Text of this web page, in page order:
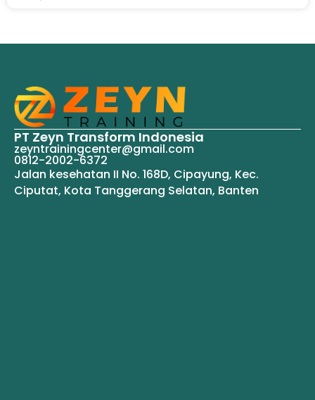
PT Zeyn Transform Indonesia
zeyntrainingcenter@gmail.com
0812-2002-6372
Jalan kesehatan II No. 168D, Cipayung, Kec.
Ciputat, Kota Tanggerang Selatan, Banten